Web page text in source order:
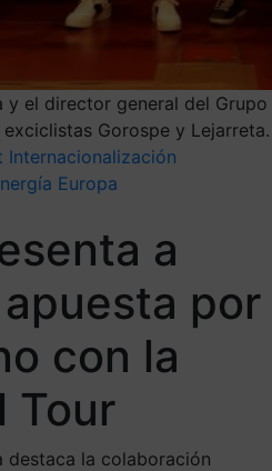
y el director general del Grupo
Gorospe y Lejarreta.
Internacionalización
Europa
a
por
con la
Tour
destaca la colaboración